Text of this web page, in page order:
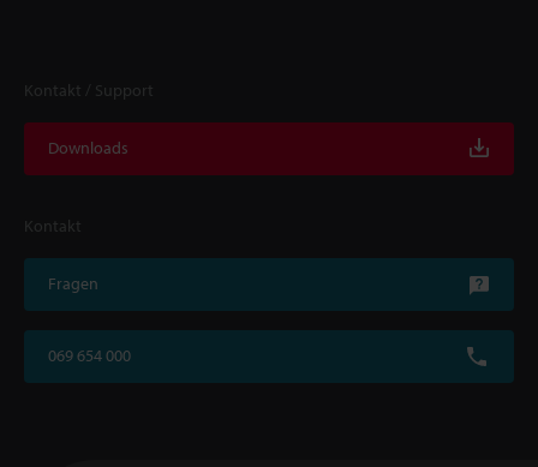
Kontakt / Support
Downloads
Kontakt
Fragen
069 654 000